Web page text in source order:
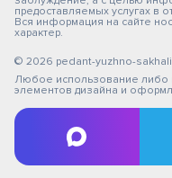
предоставляемых услугах в
Вся информация на сайте
характер.
© 2026 pedant-yuzhno-
Любое использование либо
элементов дизайна и